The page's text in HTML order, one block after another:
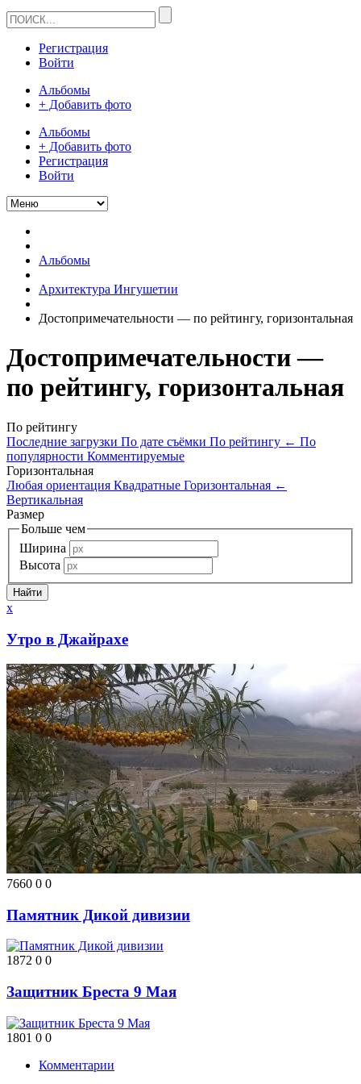
Регистрация
Войти
Альбомы
+ Добавить фото
Альбомы
+ Добавить фото
Регистрация
Войти
Альбомы
Архитектура Ингушетии
Достопримечательности — по рейтингу, горизонтальная
Достопримечательности —
по рейтингу, горизонтальная
По рейтингу
Последние загрузки По дате съёмки По рейтингу ← По
популярности Комментируемые
Горизонтальная
Любая ориентация Квадратные Горизонтальная ←
Вертикальная
Размер
Больше чем
Ширина
Высота
x
Утро в Джайрахе
7660 0 0
Памятник Дикой дивизии
1872 0 0
Защитник Бреста 9 Мая
1801 0 0
Комментарии